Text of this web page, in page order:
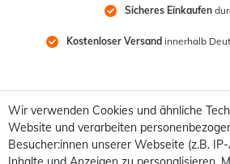
Sicheres Einkaufen
Kostenloser Versand innerhalb
Wir verwenden Cookies und ähnliche
Website und verarbeiten
Besucher:innen unserer Webseite (z.B.